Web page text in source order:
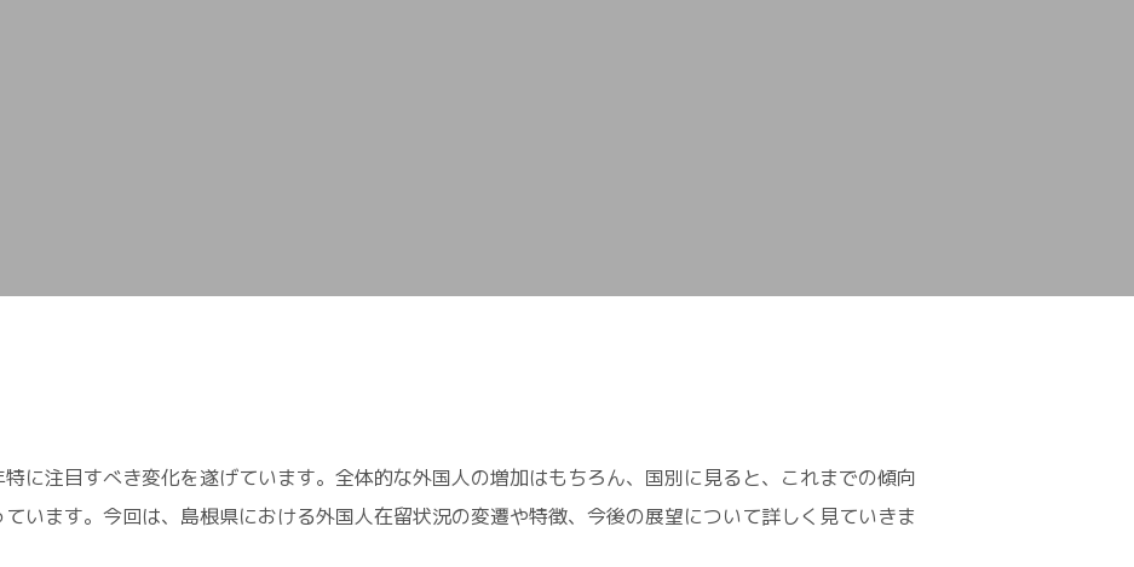
に注目すべき変化を遂げています。全体的な外国人の増加はもちろん、国別に見ると、これまでの傾向
います。今回は、島根県における外国人在留状況の変遷や特徴、今後の展望について詳しく見ていきま